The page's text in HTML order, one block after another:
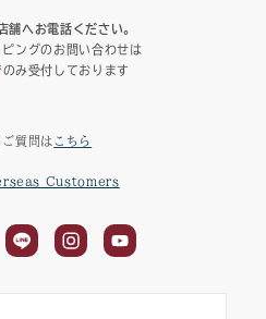
舗へお電話ください。
ングのお問い合わせは
のみ受付しております
ご質問は こちら
Customers